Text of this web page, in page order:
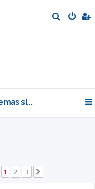
Temas sin respuesta
1 2 3